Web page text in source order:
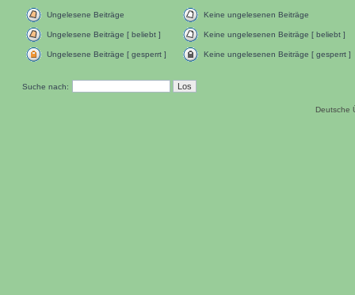
Ungelesene Beiträge Keine ungelesenen Beiträge
Ungelesene Beiträge [ beliebt ] Keine ungelesenen Beiträge [ beliebt ]
Ungelesene Beiträge [ gesperrt ] Keine ungelesenen Beiträge [ gesperrt ]
Suche nach:
Deutsche